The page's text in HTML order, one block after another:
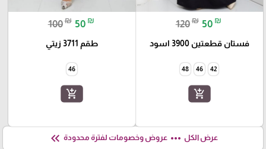
120₪ 50 ₪
فستان قطعتين 3900 اسود
42
46
48
add_shopping_cart
100₪ 50 ₪
طقم 3711 زيتي
46
add_shopping_cart
عرض الكل more_horiz عروض وخصومات لفترة محدودة keyboard_double_arrow_left